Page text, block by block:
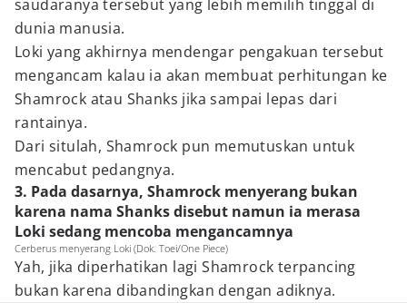
saudaranya tersebut yang lebih memilih tinggal di
dunia manusia.
Loki yang akhirnya mendengar pengakuan tersebut
mengancam kalau ia akan membuat perhitungan ke
Shamrock atau Shanks jika sampai lepas dari
rantainya.
Dari situlah, Shamrock pun memutuskan untuk
mencabut pedangnya.
3. Pada dasarnya, Shamrock menyerang bukan
karena nama Shanks disebut namun ia merasa
Loki sedang mencoba mengancamnya
Cerberus menyerang Loki (Dok. Toei/One Piece)
Yah, jika diperhatikan lagi Shamrock terpancing
bukan karena dibandingkan dengan adiknya.